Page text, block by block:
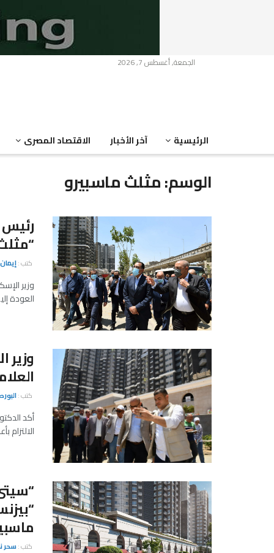
الجمعة, أغسطس 7, 2026
الرئيسية آخر الأخبار الاقتصاد المصرى
الوسم:مثلث ماسبيرو
رئيس
كتب :
وزير
العودة
كتب :
أكد
كتب :سحر